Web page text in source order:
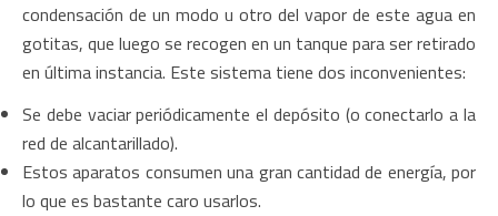
condensación de un modo u otro del vapor de este agua en
gotitas, que luego se recogen en un tanque para ser retirado
en última instancia. Este sistema tiene dos inconvenientes:
Se debe vaciar periódicamente el depósito (o conectarlo a la
red de alcantarillado).
Estos aparatos consumen una gran cantidad de energía, por
lo que es bastante caro usarlos.